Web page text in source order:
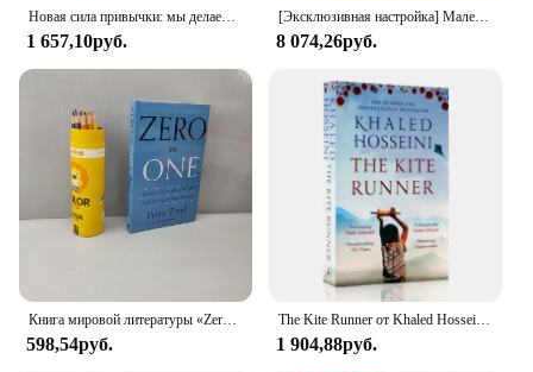
Новая сила привычки: мы делаем то, что делаем в жизни и бизнесе для вдохновляющих книг для успеха
1 657,10руб.
[Эксклюзивная настройка] Маленький принц, посвященное 80-летию, китайская и французская двуязычная французская версия, книга с кистью
8 074,26руб.
Книга мировой литературы «Zero To One» открывает секреты бизнеса и будущего
598,54руб.
The Kite Runner от Khaled Hosseini The Original English Novel Modern Or Contemporary Literature Book
1 904,88руб.